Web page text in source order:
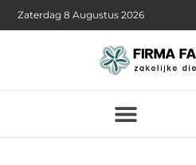
Zaterdag 8 Augustus 2026